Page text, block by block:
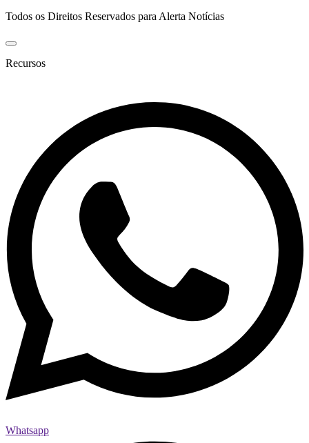
Todos os Direitos Reservados para Alerta Notícias
Recursos
Whatsapp